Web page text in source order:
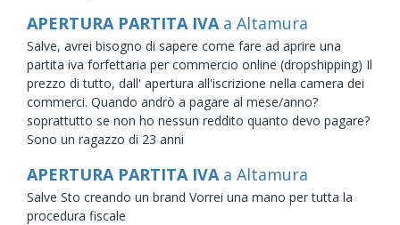
APERTURA PARTITA IVA a Altamura
Salve, avrei bisogno di sapere come fare ad aprire una
partita iva forfettaria per commercio online (dropshipping) Il
prezzo di tutto, dall' apertura all'iscrizione nella camera dei
commerci. Quando andrò a pagare al mese/anno?
soprattutto se non ho nessun reddito quanto devo pagare?
Sono un ragazzo di 23 anni
APERTURA PARTITA IVA a Altamura
Salve Sto creando un brand Vorrei una mano per tutta la
procedura fiscale